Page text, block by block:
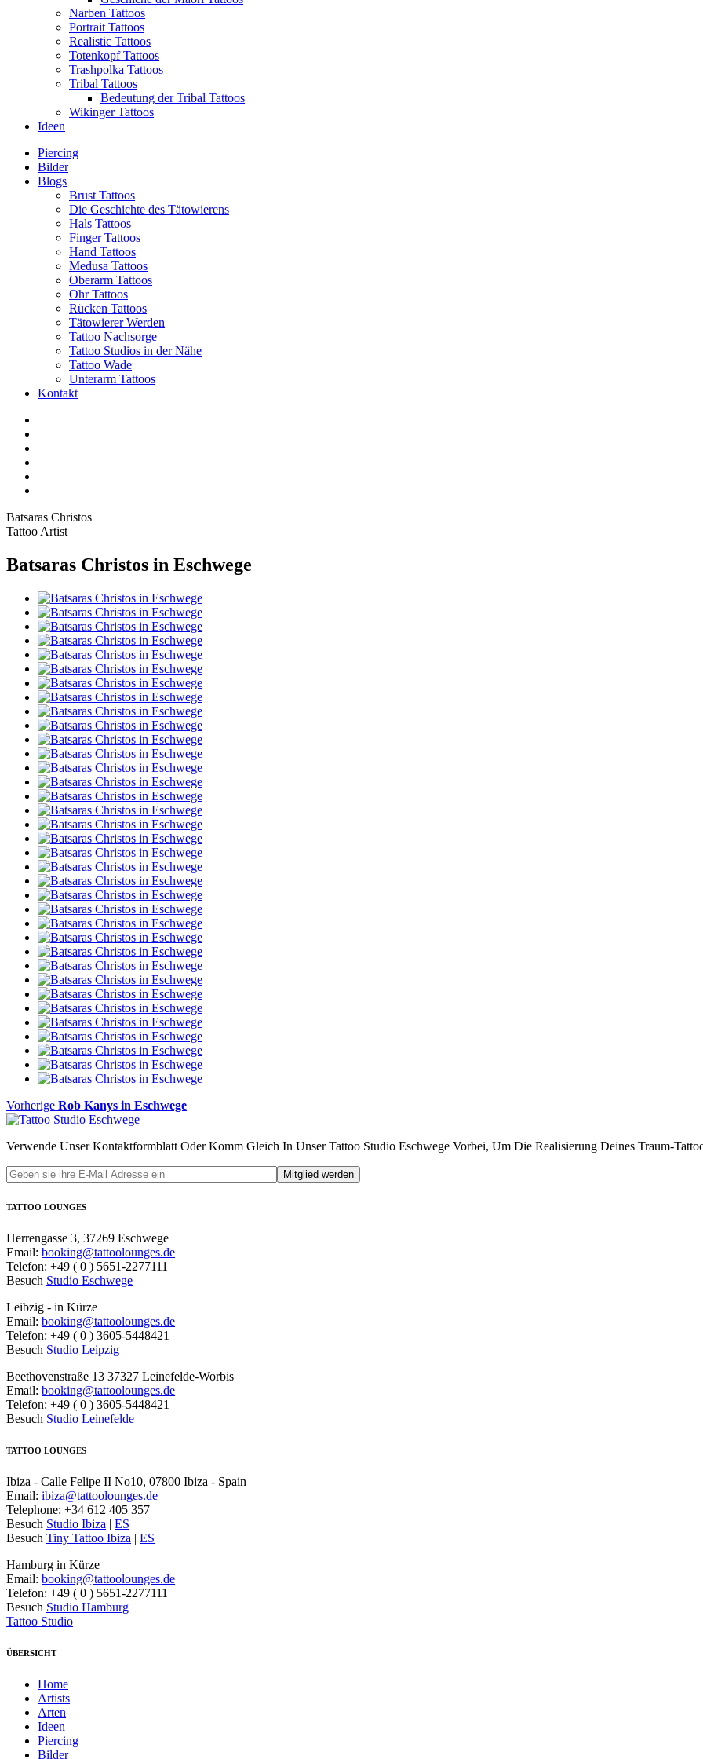
Narben Tattoos
Portrait Tattoos
Realistic Tattoos
Totenkopf Tattoos
Trashpolka Tattoos
Tribal Tattoos
Bedeutung der Tribal Tattoos
Wikinger Tattoos
Ideen
Piercing
Bilder
Blogs
Brust Tattoos
Die Geschichte des Tätowierens
Hals Tattoos
Finger Tattoos
Hand Tattoos
Medusa Tattoos
Oberarm Tattoos
Ohr Tattoos
Rücken Tattoos
Tätowierer Werden
Tattoo Nachsorge
Tattoo Studios in der Nähe
Tattoo Wade
Unterarm Tattoos
Kontakt
Batsaras Christos
Tattoo Artist
Batsaras Christos in Eschwege
Beitragsnavigation
Vorherige Vorheriger
Beitrag
Rob Kanys in Eschwege
Verwende Unser Kontaktformblatt Oder Komm Gleich In Unser Tattoo Studio Eschwege Vorbei, Um Die Realisierung Deines Traum-
TATTOO LOUNGES
Herrengasse 3, 37269 Eschwege
Email: booking@tattoolounges.de
Telefon: +49 ( 0 ) 5651-2277111
Besuch Studio Eschwege
Leibzig - in Kürze
Email: booking@tattoolounges.de
Telefon: +49 ( 0 ) 3605-5448421
Besuch Studio Leipzig
Beethovenstraße 13 37327 Leinefelde-Worbis
Email: booking@tattoolounges.de
Telefon: +49 ( 0 ) 3605-5448421
Besuch Studio Leinefelde
TATTOO LOUNGES
Ibiza - Calle Felipe II No10, 07800 Ibiza - Spain
Email: ibiza@tattoolounges.de
Telephone: +34 612 405 357
Besuch Studio Ibiza | ES
Besuch Tiny Tattoo Ibiza | ES
Hamburg in Kürze
Email: booking@tattoolounges.de
Telefon: +49 ( 0 ) 5651-2277111
Besuch Studio Hamburg
Tattoo Studio
ÜBERSICHT
Home
Artists
Arten
Ideen
Piercing
Bilder